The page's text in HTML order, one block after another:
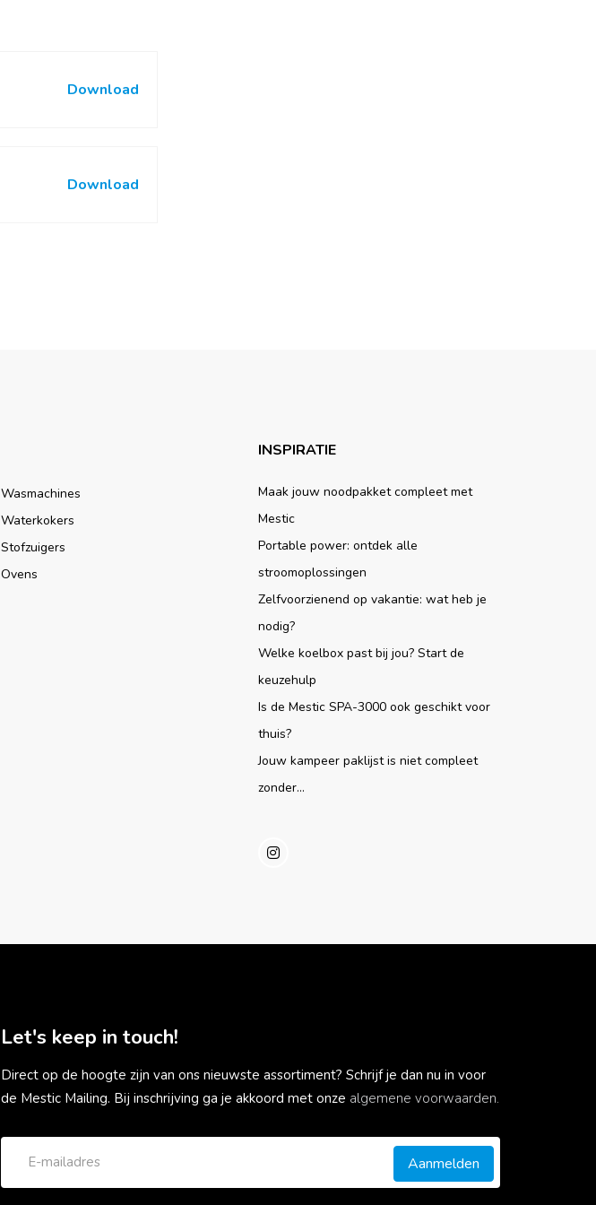
Download
Download
Wasmachines
Waterkokers
Stofzuigers
Ovens
INSPIRATIE
Maak jouw noodpakket compleet met
Mestic
Portable power: ontdek alle
stroomoplossingen
Zelfvoorzienend op vakantie: wat heb je
nodig?
Welke koelbox past bij jou? Start de
keuzehulp
Is de Mestic SPA-3000 ook geschikt voor
thuis?
Jouw kampeer paklijst is niet compleet
zonder...
Let's keep in touch!
Direct op de hoogte zijn van ons nieuwste assortiment? Schrijf je dan nu in voor
de Mestic Mailing. Bij inschrijving ga je akkoord met onze algemene voorwaarden.
Aanmelden